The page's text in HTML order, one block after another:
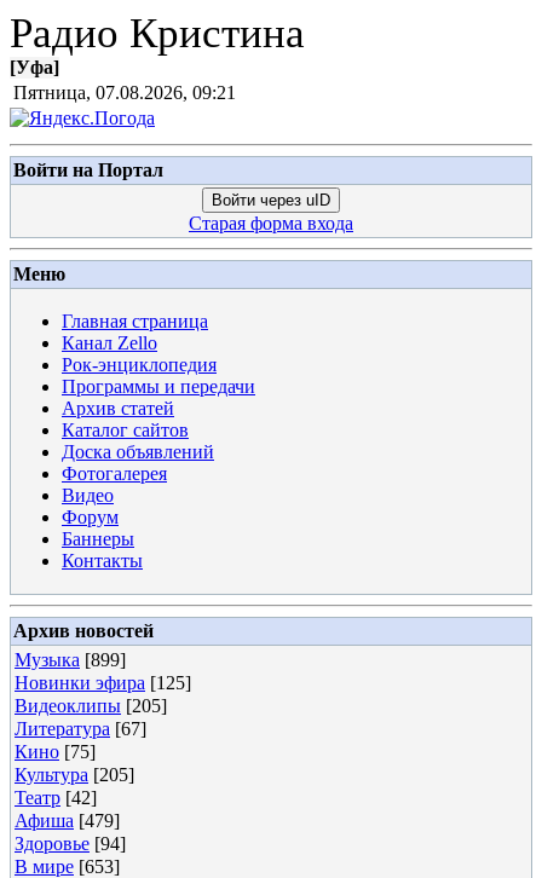
Радио Кристина
[Уфа]
Пятница, 07.08.2026, 09:21
Войти на Портал
Войти через uID
Старая форма входа
Меню
Главная страница
Канал Zello
Рок-энциклопедия
Программы и передачи
Архив статей
Каталог сайтов
Доска объявлений
Фотогалерея
Видео
Форум
Баннеры
Контакты
Архив новостей
Музыка [899]
Новинки эфира [125]
Видеоклипы [205]
Литература [67]
Кино [75]
Культура [205]
Театр [42]
Афиша [479]
Здоровье [94]
В мире [653]